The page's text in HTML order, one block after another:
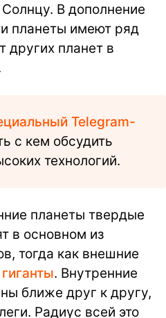
В дополнение
планеты имеют ряд
других планет в
Telegram-
с кем обсудить
технологий.
планеты твердые
в основном из
тогда как внешние
. Внутренние
ближе друг к другу,
Радиус всей это